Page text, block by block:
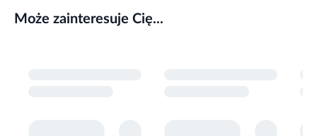
Może zainteresuje Cię...